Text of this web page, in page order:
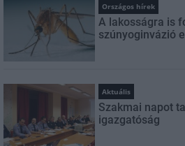
Országos hírek
A lakosságra is
szúnyoginvázió
Aktuális
Szakmai napot
igazgatóság